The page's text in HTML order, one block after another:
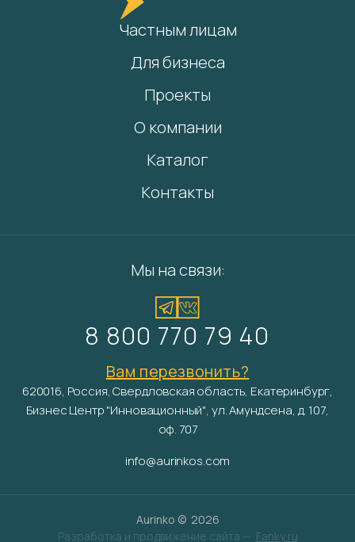
Частным лицам
Для бизнеса
Проекты
О компании
Каталог
Контакты
Мы на связи:
8 800 770 79 40
Вам перезвонить?
620016, Россия, Свердловская область, Екатеринбург,
Бизнес Центр "Инновационный", ул. Амундсена, д. 107,
оф. 707
info@aurinkos.com
Aurinko © 2026
Разработка и продвижение сайта — Fanky.ru